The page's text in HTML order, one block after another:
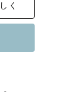
なんて言われ
く